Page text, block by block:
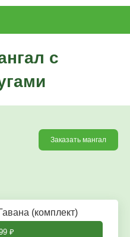
с
Заказать мангал
(комплект)
₽